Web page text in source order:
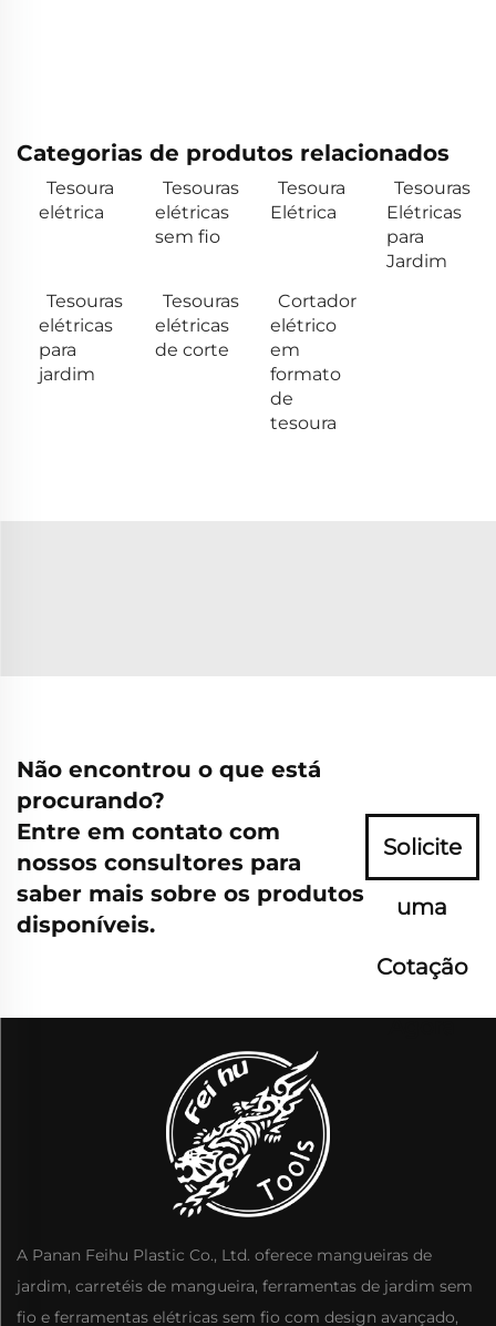
Categorias de produtos relacionados
Tesoura
elétrica
Tesouras
elétricas
sem fio
Tesoura
Elétrica
Tesouras
Elétricas
para
Jardim
Tesouras
elétricas
para
jardim
Tesouras
elétricas
de corte
Cortador
elétrico
em
formato
de
tesoura
Não encontrou o que está
procurando?
Entre em contato com
nossos consultores para
saber mais sobre os produtos
disponíveis.
Solicite
uma
Cotação
Agora
A Panan Feihu Plastic Co., Ltd. oferece mangueiras de
jardim, carretéis de mangueira, ferramentas de jardim sem
fio e ferramentas elétricas sem fio com design avançado,